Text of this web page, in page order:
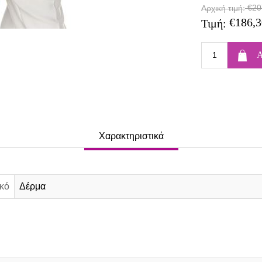
Αρχική τιμή:
Τιμή:
Χαρακτηριστικά
Δέρμα